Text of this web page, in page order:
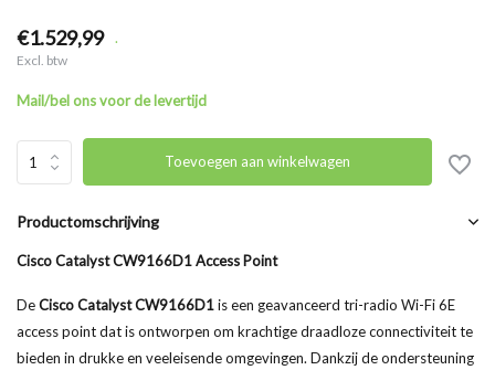
€1.529,99 .
Excl. btw
Mail/bel ons voor de levertijd
Toevoegen aan winkelwagen
Productomschrijving
Cisco Catalyst CW9166D1 Access Point
DeCisco Catalyst CW9166D1is een geavanceerd tri-radio Wi-Fi 6E
access point dat is ontworpen om krachtige draadloze connectiviteit te
bieden in drukke en veeleisende omgevingen. Dankzij de ondersteuning